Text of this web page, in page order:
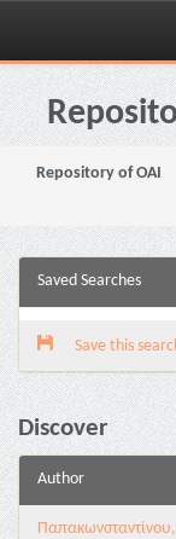
Skip
navigation
Repository of OAI
Saved Searches
Save this
Discover
Author